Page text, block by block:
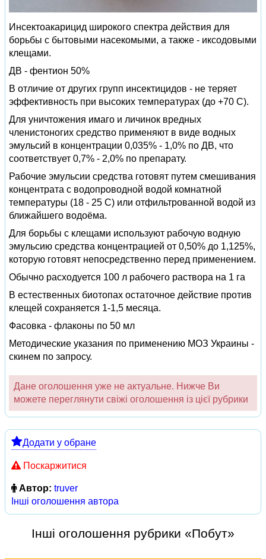
Инсектоакарицид широкого спектра действия для
борьбы с бытовыми насекомыми, а также - иксодовыми
клещами.
ДВ - фентион 50%
В отличие от других групп инсектицидов - не теряет
эффективность при высоких температурах (до +70 С).
Для уничтожения имаго и личинок вредных
членистоногих средство применяют в виде водных
эмульсий в концентрации 0,035% - 1,0% по ДВ, что
соответствует 0,7% - 2,0% по препарату.
Рабочие эмульсии средства готовят путем смешивания
концентрата с водопроводной водой комнатной
температуры (18 - 25 С) или отфильтрованной водой из
ближайшего водоёма.
Для борьбы с клещами используют рабочую водную
эмульсию средства концентрацией от 0,50% до 1,125%,
которую готовят непосредственно перед применением.
Обычно расходуется 100 л рабочего раствора на 1 га
В естественных биотопах остаточное действие против
клещей сохраняется 1-1,5 месяца.
Фасовка - флаконы по 50 мл
Методические указания по применению МОЗ Украины -
скинем по запросу.
Дане оголошення уже не актуальне. Нижче Ви
можете переглянути свіжі оголошення із цієї рубрики
Додати у обране
Поскаржитися
Автор: truver
Інші оголошення автора
Інші оголошення рубрики «Побут»